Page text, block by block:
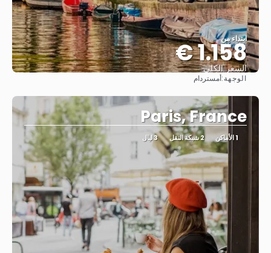
ابتداء من
1.158 €
السعر الكلي
الوجهة:أمستردام
Paris, France
1 الأماكن 2 شبكة النقل 3 ليال